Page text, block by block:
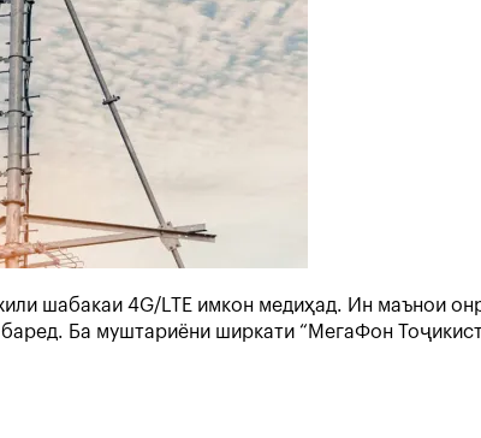
шабакаи 4G/LTE имкон медиҳад. Ин маънои
Ба муштариёни ширкати “МегаФон